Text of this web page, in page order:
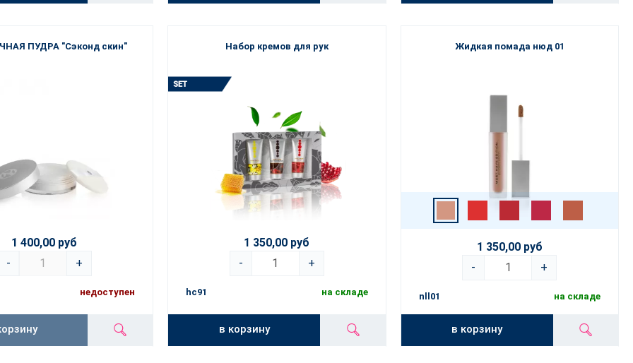
ПУДРА "Сэконд скин"
1 400,00 руб
-
+
недоступен
Набор кремов для рук
1 350,00 руб
-
+
hc91 на складе
в корзину
Жидкая помада нюд 01
1 350,00 руб
-
+
nll01 на складе
в корзину